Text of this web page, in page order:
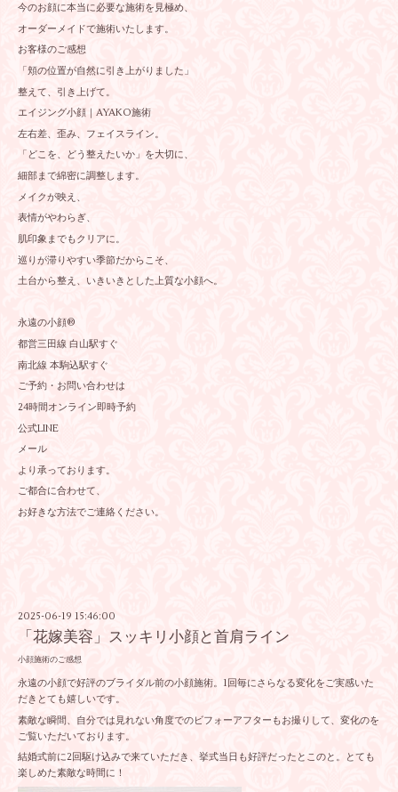
今のお顔に本当に必要な施術を見極め、
オーダーメイドで施術いたします。
お客様のご感想
「頬の位置が自然に引き上がりました」
整えて、引き上げて。
エイジング小顔｜AYAKO施術
左右差、歪み、フェイスライン。
「どこを、どう整えたいか」を大切に、
細部まで綿密に調整します。
メイクが映え、
表情がやわらぎ、
肌印象までもクリアに。
巡りが滞りやすい季節だからこそ、
土台から整え、いきいきとした上質な小顔へ。
永遠の小顔®︎
都営三田線 白山駅すぐ
南北線 本駒込駅すぐ
ご予約・お問い合わせは
24時間オンライン即時予約
公式LINE
メール
より承っております。
ご都合に合わせて、
お好きな方法でご連絡ください。
2025-06-19 15:46:00
「花嫁美容」スッキリ小顔と首肩ライン
小顔施術のご感想
永遠の小顔で好評のブライダル前の小顔施術。1回毎にさらなる変化をご実感いた
だきとても嬉しいです。
素敵な瞬間、自分では見れない角度でのビフォーアフターもお撮りして、変化のを
ご覧いただいております。
結婚式前に2回駆け込みで来ていただき、挙式当日も好評だったとこのと。とても
楽しめた素敵な時間に！